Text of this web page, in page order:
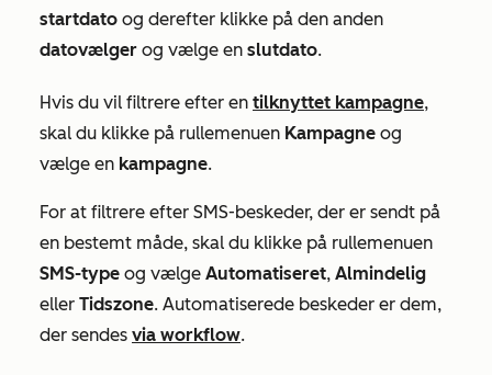
startdato og derefter klikke på den anden
datovælger og vælge en slutdato.
Hvis du vil filtrere efter en tilknyttet kampagne,
skal du klikke på rullemenuen Kampagne og
vælge en kampagne.
For at filtrere efter SMS-beskeder, der er sendt på
en bestemt måde, skal du klikke på rullemenuen
SMS-type og vælge Automatiseret, Almindelig
eller Tidszone. Automatiserede beskeder er dem,
der sendes via workflow.